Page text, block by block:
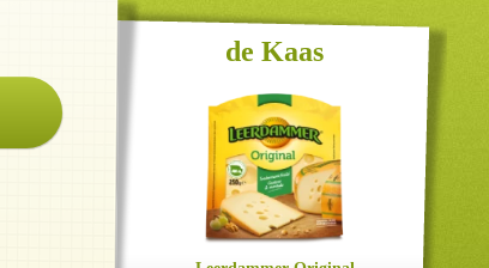
de Kaas